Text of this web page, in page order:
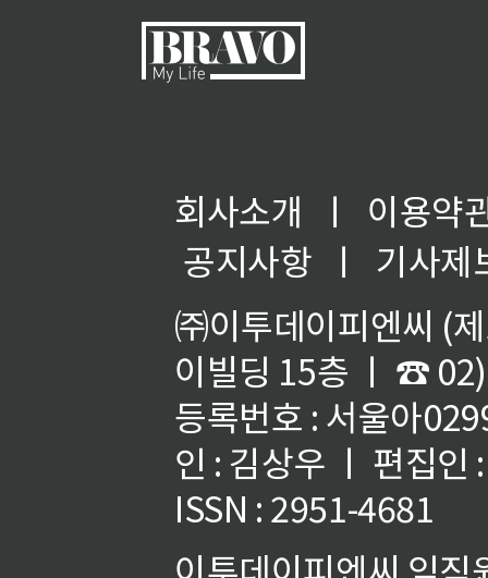
회사소개 ㅣ
이용약
공지사항
ㅣ
기사제
㈜이투데이피엔씨 (
이빌딩 15층 ㅣ ☎
등록번호 : 서울아
인 : 김상우 ㅣ 편집인
ISSN : 2951-4681